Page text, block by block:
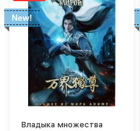
New!
Владыка множества